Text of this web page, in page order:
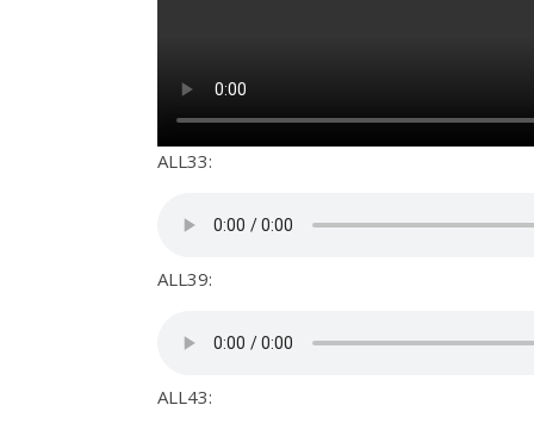
ALL33:
ALL39:
ALL43: